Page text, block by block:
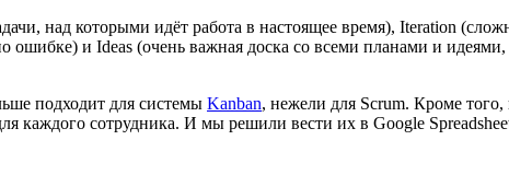
над которыми идёт работа в настоящее время), Iteration
ошибке) и Ideas (очень важная доска со всеми планами и
подходит для системы Kanban, нежели для Scrum. Кроме
каждого сотрудника. И мы решили вести их в Google